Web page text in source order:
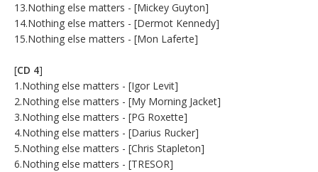
13.Nothing else matters - [Mickey Guyton]
14.Nothing else matters - [Dermot Kennedy]
15.Nothing else matters - [Mon Laferte]
[CD 4]
1.Nothing else matters - [Igor Levit]
2.Nothing else matters - [My Morning Jacket]
3.Nothing else matters - [PG Roxette]
4.Nothing else matters - [Darius Rucker]
5.Nothing else matters - [Chris Stapleton]
6.Nothing else matters - [TRESOR]